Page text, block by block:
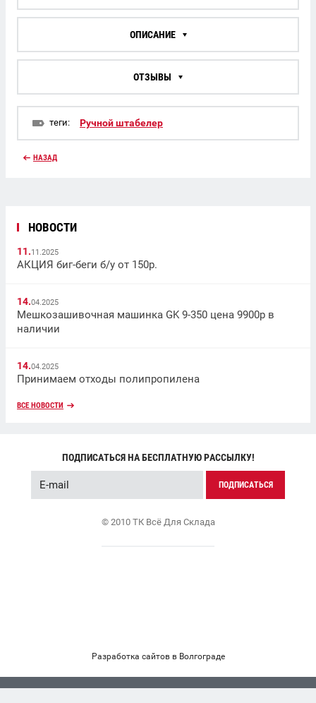
НОВОСТИ
11.11.2025
АКЦИЯ биг-беги б/у от 150р.
14.04.2025
Мешкозашивочная машинка GK 9-350 цена 9900р в
наличии
14.04.2025
Принимаем отходы полипропилена
ВСЕ НОВОСТИ
ОПИСАНИЕ
ОТЗЫВЫ
теги: Ручной штабелер
НАЗАД
ПОДПИСАТЬСЯ НА БЕСПЛАТНУЮ РАССЫЛКУ!
ПОДПИСАТЬСЯ
© 2010 ТК Всё Для Склада
Разработка сайтов в Волгограде